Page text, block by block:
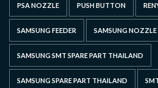
PSA NOZZLE PUSH BUTTON
SAMSUNG FEEDER SAMSUNG NOZZLE
SAMSUNG SMT SPARE PART THAILAND
SAMSUNG SPARE PART THAILAND